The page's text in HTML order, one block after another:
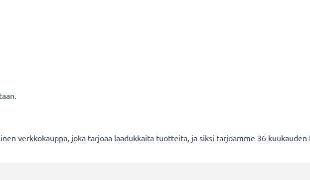
verkkokauppa, joka tarjoaa laadukkaita tuotteita, ja siksi tarjoamme 36 kuukauden